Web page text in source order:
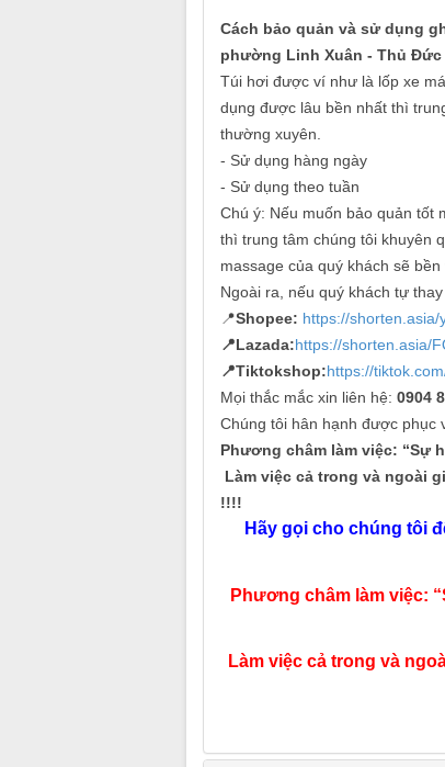
Cách bảo quản và sử dụng
phường Linh Xuân - Thủ Đức
Túi hơi được ví như là lốp xe
dụng được lâu bền nhất thì
thường xuyên.
- Sử dụng hàng ngày
- Sử dụng theo tuần
Chú ý: Nếu muốn bảo quản tốt
thì trung tâm chúng tôi khuyên
massage của quý khách sẽ bền
Ngoài ra, nếu quý khách tự
📍Shopee: https://shorten.asia/
📍Lazada:https://shorten.asia/
📍Tiktokshop:https://
Mọi thắc mắc xin liên hệ: 0904
Chúng tôi hân hạnh được phục
Phương châm làm việc: “Sự
Làm việc cả trong và ngoài
!!!!
Hãy gọi cho chúng tôi
Phương châm làm việc:
Làm việc cả trong và